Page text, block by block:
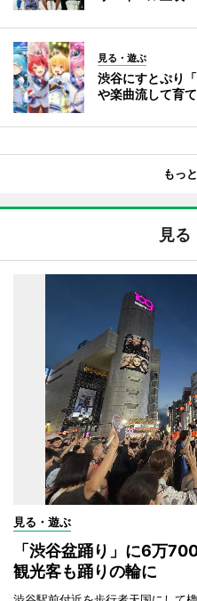
見る・遊ぶ
渋谷にすとぷり
や楽曲流して育
もっ
見る
見る・遊ぶ
「渋谷盆踊り」に6万
観光客も踊りの輪に